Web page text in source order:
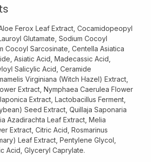
Kemasan Khusus
Ferox Leaf Extract, Cocamidopeopyl
Glutamate, Sodium Cocoyl
Cocoyl Sarcosinate, Centella Asiatica
Asiatic Acid, Madecassic Acid,
Salicylic Acid, Ceramide
Virginiana (Witch Hazel) Extract,
Extract, Nymphaea Caerulea Flower
Extract, Lactobacillus Ferment,
Seed Extract, Quillaja Saponaria
Azadirachta Leaf Extract, Melia
Extract, Citric Acid, Rosmarinus
Leaf Extract, Pentylene Glycol,
Acid, Glyceryl Caprylate.